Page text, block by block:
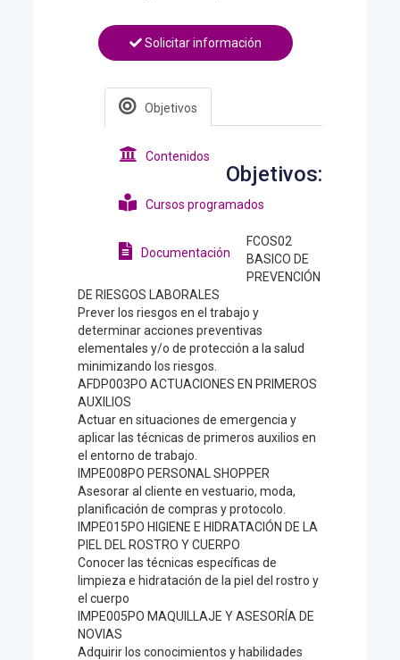
Solicitar información
Objetivos
Contenidos
Cursos programados
Documentación
Objetivos:
FCOS02
BASICO DE
PREVENCIÓN
DE RIESGOS LABORALES
Prever los riesgos en el trabajo y
determinar acciones preventivas
elementales y/o de protección a la salud
minimizando los riesgos.
AFDP003PO ACTUACIONES EN PRIMEROS
AUXILIOS
Actuar en situaciones de emergencia y
aplicar las técnicas de primeros auxilios en
el entorno de trabajo.
IMPE008PO PERSONAL SHOPPER
Asesorar al cliente en vestuario, moda,
planificación de compras y protocolo.
IMPE015PO HIGIENE E HIDRATACIÓN DE LA
PIEL DEL ROSTRO Y CUERPO
Conocer las técnicas específicas de
limpieza e hidratación de la piel del rostro y
el cuerpo
IMPE005PO MAQUILLAJE Y ASESORÍA DE
NOVIAS
Adquirir los conocimientos y habilidades